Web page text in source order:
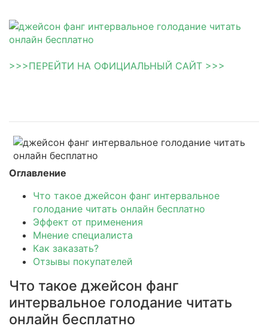
>>>ПЕРЕЙТИ НА ОФИЦИАЛЬНЫЙ САЙТ >>>
Оглавление
Что такое джейсон фанг интервальное
голодание читать онлайн бесплатно
Эффект от применения
Мнение специалиста
Как заказать?
Отзывы покупателей
Что такое джейсон фанг
интервальное голодание читать
онлайн бесплатно